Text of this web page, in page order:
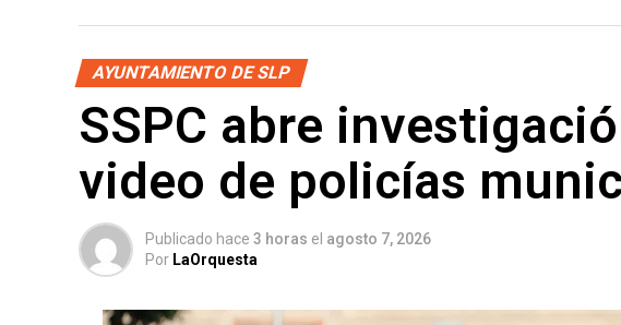
AYUNTAMIENTO DE SLP
SSPC abre
video de policías
Publicado hace 3 horas el agosto 7, 2026
Por LaOrquesta